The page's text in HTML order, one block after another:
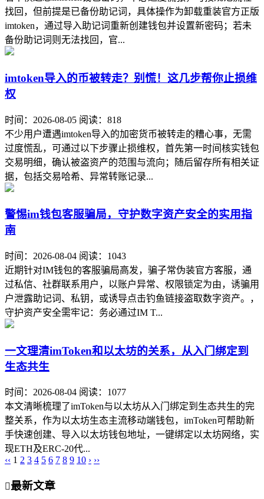
找回，但前提是已备份助记词，具体操作为卸载重装官方正版
imtoken，通过导入助记词重新创建钱包并设置新密码；若未
备份助记词则无法找回，官...
imtoken导入的币被转走？别慌！这几步帮你止损维
权
时间：2026-08-05 阅读：818
不少用户遭遇imtoken导入的加密货币被转走的糟心事，无需
过度慌乱，可通过以下步骤止损维权，首先第一时间核实钱包
交易明细，确认被盗资产的范围与流向；随后留存所有相关证
据，包括交易哈希、异常转账记录...
警惕im钱包客服骗局，守护数字资产安全的实用指
南
时间：2026-08-04 阅读：1043
近期针对IM钱包的客服骗局高发，骗子常伪装官方客服，通
过私信、社群联系用户，以账户异常、权限锁定为由，诱骗用
户泄露助记词、私钥，或诱导点击钓鱼链接盗取数字资产。，
守护资产安全需牢记：务必通过IM T...
一文理清imToken和以太坊的关系，从入门绑定到
生态共生
时间：2026-08-04 阅读：1077
本文清晰梳理了imToken与以太坊从入门绑定到生态共生的完
整关系，作为以太坊生态主流移动端钱包，imToken可帮助新
手快速创建、导入以太坊钱包地址，一键绑定以太坊网络，实
现ETH及ERC-20代...
‹‹ 1 2 3 4 5 6 7 8 9 10 › ››
最新文章